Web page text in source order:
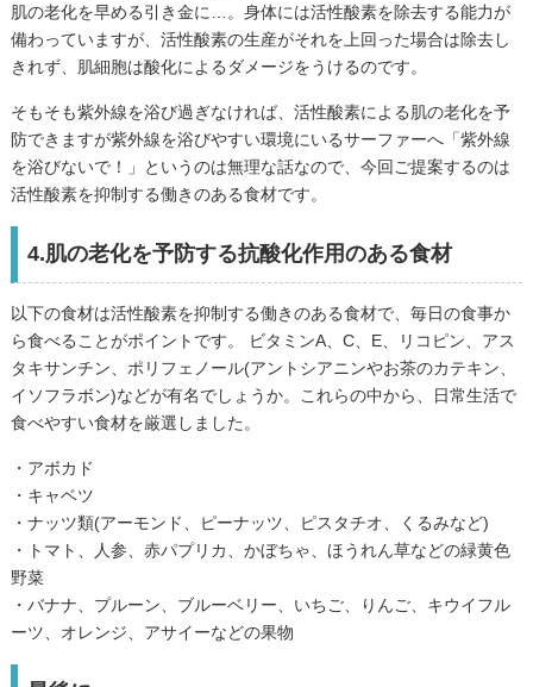
肌の老化を早める引き金に…。身体には活性酸素を除去する能力が
備わっていますが、活性酸素の生産がそれを上回った場合は除去し
きれず、肌細胞は酸化によるダメージをうけるのです。
そもそも紫外線を浴び過ぎなければ、活性酸素による肌の老化を予
防できますが紫外線を浴びやすい環境にいるサーファーへ「紫外線
を浴びないで！」というのは無理な話なので、今回ご提案するのは
活性酸素を抑制する働きのある食材です。
4.肌の老化を予防する抗酸化作用のある食材
以下の食材は活性酸素を抑制する働きのある食材で、毎日の食事か
ら食べることがポイントです。 ビタミンA、C、E、リコピン、アス
タキサンチン、ポリフェノール(アントシアニンやお茶のカテキン、
イソフラボン)などが有名でしょうか。これらの中から、日常生活で
食べやすい食材を厳選しました。
・アボカド
・キャベツ
・ナッツ類(アーモンド、ピーナッツ、ピスタチオ、くるみなど)
・トマト、人参、赤パプリカ、かぼちゃ、ほうれん草などの緑黄色
野菜
・バナナ、プルーン、ブルーベリー、いちご、りんご、キウイフル
ーツ、オレンジ、アサイーなどの果物